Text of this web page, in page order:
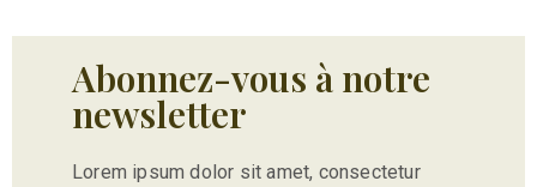
Abonnez-vous à notre
newsletter
Lorem ipsum dolor sit amet, consectetur